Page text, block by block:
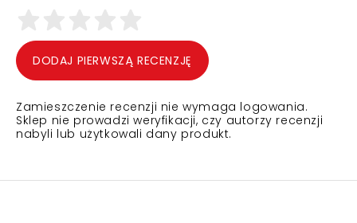
DODAJ PIERWSZĄ RECENZJĘ
Zamieszczenie recenzji nie wymaga logowania.
Sklep nie prowadzi weryfikacji, czy autorzy recenzji
nabyli lub użytkowali dany produkt.